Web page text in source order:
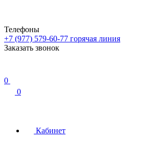
Телефоны
+7 (977) 579-60-77 горячая линия
Заказать звонок
0
0
Кабинет